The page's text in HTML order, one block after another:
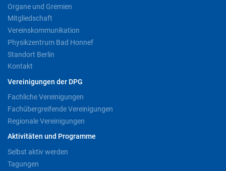
Organe und Gremien
Mitgliedschaft
Vereinskommunikation
Physikzentrum Bad Honnef
Standort Berlin
Kontakt
Vereinigungen der DPG
Fachliche Vereinigungen
Fachübergreifende Vereinigungen
Regionale Vereinigungen
Aktivitäten und Programme
Selbst aktiv werden
Tagungen